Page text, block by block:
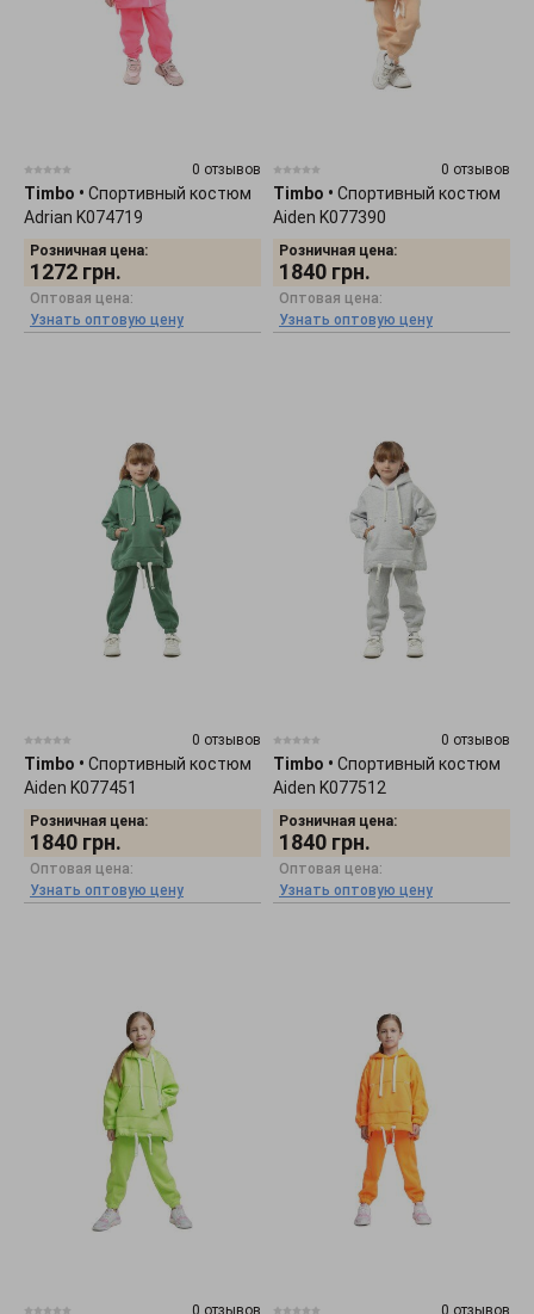
0 отзывов
Timbo • Спортивный костюм
Adrian K074719
Розничная цена:
1272 грн.
Оптовая цена:
Узнать оптовую цену
0 отзывов
Timbo • Спортивный костюм
Aiden K077390
Розничная цена:
1840 грн.
Оптовая цена:
Узнать оптовую цену
0 отзывов
Timbo • Спортивный костюм
Aiden K077451
Розничная цена:
1840 грн.
Оптовая цена:
Узнать оптовую цену
0 отзывов
Timbo • Спортивный костюм
Aiden K077512
Розничная цена:
1840 грн.
Оптовая цена:
Узнать оптовую цену
0 отзывов 0 отзывов